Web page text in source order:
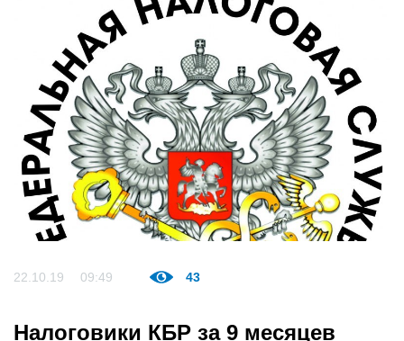
Экономика
22.10.19 09:49 43
Налоговики КБР за 9 месяцев